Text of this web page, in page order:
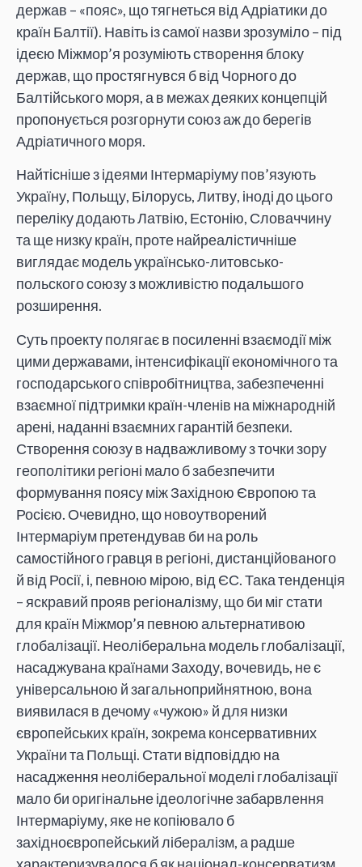
держав – «пояс», що тягнеться від Адріатики до
країн Балтії). Навіть із самої назви зрозуміло – під
ідеєю Міжмор’я розуміють створення блоку
держав, що простягнувся б від Чорного до
Балтійського моря, а в межах деяких концепцій
пропонується розгорнути союз аж до берегів
Адріатичного моря.
Найтісніше з ідеями Інтермаріуму пов’язують
Україну, Польщу, Білорусь, Литву, іноді до цього
переліку додають Латвію, Естонію, Словаччину
та ще низку країн, проте найреалістичніше
виглядає модель українсько-литовсько-
польского союзу з можливістю подальшого
розширення.
Суть проекту полягає в посиленні взаємодії між
цими державами, інтенсифікації економічного та
господарського співробітництва, забезпеченні
взаємної підтримки країн-членів на міжнародній
арені, наданні взаємних гарантій безпеки.
Створення союзу в надважливому з точки зору
геополітики регіоні мало б забезпечити
формування поясу між Західною Європою та
Росією. Очевидно, що новоутворений
Інтермаріум претендував би на роль
самостійного гравця в регіоні, дистанційованого
й від Росії, і, певною мірою, від ЄС. Така тенденція
– яскравий прояв регіоналізму, що би міг стати
для країн Міжмор’я певною альтернативою
глобалізації. Неоліберальна модель глобалізації,
насаджувана країнами Заходу, вочевидь, не є
універсальною й загальноприйнятною, вона
виявилася в дечому «чужою» й для низки
європейських країн, зокрема консервативних
України та Польщі. Стати відповіддю на
насадження неоліберальної моделі глобалізації
мало би оригінальне ідеологічне забарвлення
Інтермаріуму, яке не копіювало б
західноєвропейський лібералізм, а радше